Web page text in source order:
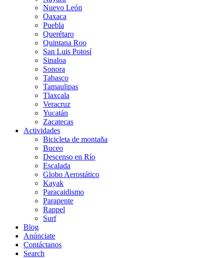
Nuevo León
Oaxaca
Puebla
Querétaro
Quintana Roo
San Luis Potosí
Sinaloa
Sonora
Tabasco
Tamaulipas
Tlaxcala
Veracruz
Yucatán
Zacatecas
Actividades
Bicicleta de montaña
Buceo
Descenso en Río
Escalada
Globo Aerostático
Kayak
Paracaidismo
Parapente
Rappel
Surf
Blog
Anúnciate
Contáctanos
Search